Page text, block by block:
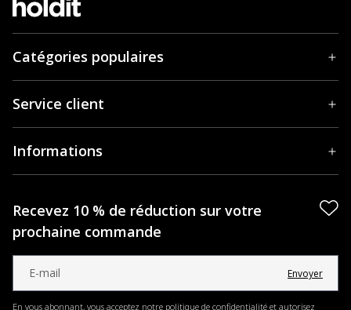
Catégories populaires
Service client
Informations
Recevez 10 % de réduction sur votre
prochaine commande
Envoyer
En vous abonnant, vous acceptez notre politique de confidentialité et autorisez